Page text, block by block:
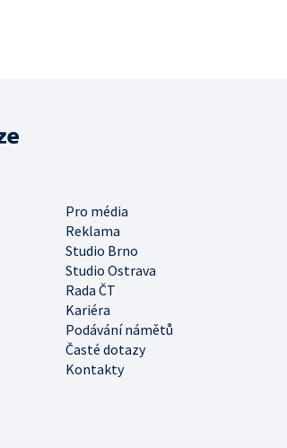
Pro média
Reklama
Studio Brno
Studio Ostrava
Rada ČT
Kariéra
Podávání námětů
Časté dotazy
Kontakty